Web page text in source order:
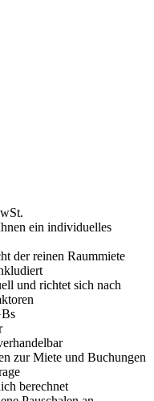
ein individuelles
der reinen Raummiete
und richtet sich nach
zur Miete und Buchungen
berechnet